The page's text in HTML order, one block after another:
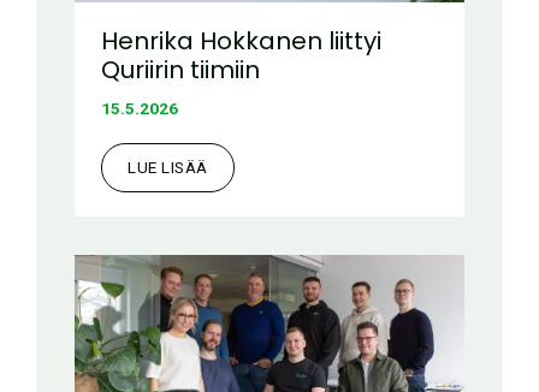
Henrika Hokkanen liittyi
Quriirin tiimiin
15.5.2026
LUE LISÄÄ